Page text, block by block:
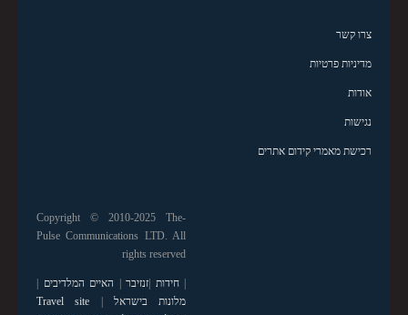
צרו קשר
מדיניות פרטיות
אודות
נגישות
רכישת מאמרי קידום אתרים
Copyright © 2010-2025 The-
Pulse Communications LTD. All
rights reserved
|חידות |זנזיבר | האיים המלדיבים |
מלונות בישראל |
Travel site